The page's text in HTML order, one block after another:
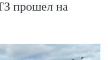
прошел на